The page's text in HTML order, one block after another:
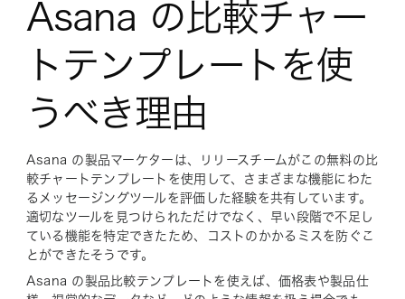
Asana の比較チャー
トテンプレートを使
うべき理由
Asana の製品マーケターは、リリースチームがこの無料の比
較チャートテンプレートを使用して、さまざまな機能にわた
るメッセージングツールを評価した経験を共有しています。
適切なツールを見つけられただけでなく、早い段階で不足し
ている機能を特定できたため、コストのかかるミスを防ぐこ
とができたそうです。
Asana の製品比較テンプレートを使えば、価格表や製品仕